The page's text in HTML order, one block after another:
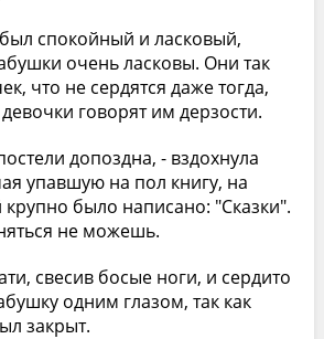
спокойный и ласковый,
очень ласковы. Они так
что не сердятся даже тогда,
говорят им дерзости.
допоздна, - вздохнула
упавшую на пол книгу, на
было написано: "Сказки".
не можешь.
свесив босые ноги, и сердито
одним глазом, так как
закрыт.